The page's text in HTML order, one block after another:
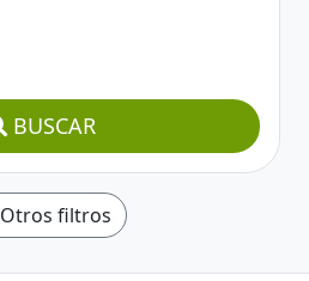
BUSCAR
Otros filtros